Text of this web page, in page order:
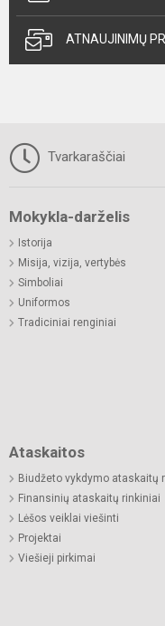
ATNAUJINIMŲ
Tvarkaraščiai
Mokykla-darželis
Istorija
Misija, vizija, vertybės
Simboliai
Uniformos
Tradiciniai renginiai
Ataskaitos
Biudžeto vykdymo ataskaitų
Finansinių ataskaitų rinkiniai
Lėšos veiklai viešinti
Projektai
Viešieji pirkimai